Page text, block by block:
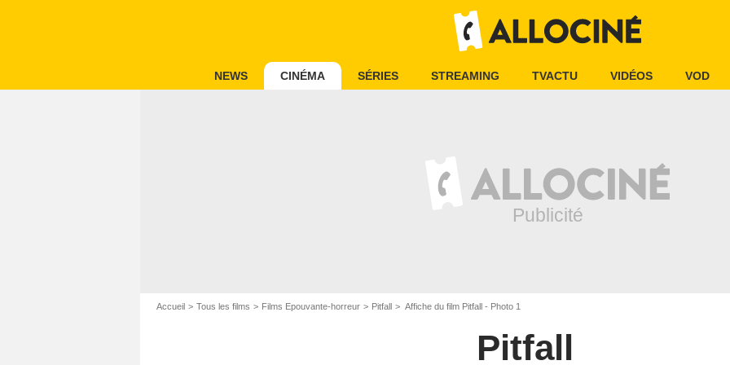
NEWS CINÉMA SÉRIES STREAMING TVACTU VIDÉOS VOD
Accueil Tous les films Films Epouvante-horreur Pitfall Affiche du film Pitfall - Photo 1
Pitfall